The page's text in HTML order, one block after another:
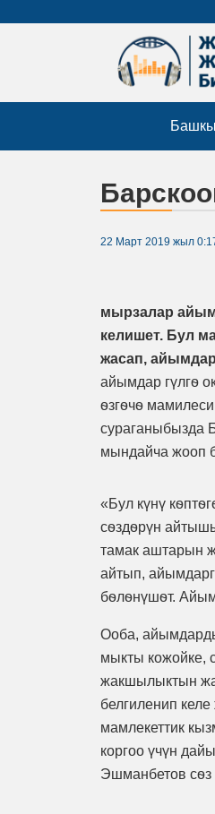
22 Март 2019 жыл
мырзалар
келишет. Бул
жасап,
айымдар гүлгѳ
ѳзгѳчѳ
сураганыбызда
мындайча жооп
«Бул күнү
сѳздѳрүн
тамак аштарын
айтып,
бѳлѳнүшѳт.
Ооба,
мыкты кожойке,
жакшылыктын
белгиленип
мамлекеттик
коргоо үчүн
Эшманбетов